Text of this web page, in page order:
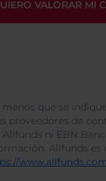
que se
proveedores de
ni EBN
Allfunds